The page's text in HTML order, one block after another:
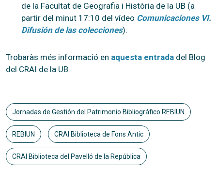
de la Facultat de Geografia i Història de la UB (a
partir del minut 17:10 del vídeo Comunicaciones VI.
Difusión de las colecciones).
Trobaràs més informació en aquesta entrada del Blog
del CRAI de la UB.
Jornadas de Gestión del Patrimonio Bibliográfico REBIUN
REBIUN CRAI Biblioteca de Fons Antic
CRAI Biblioteca del Pavelló de la República